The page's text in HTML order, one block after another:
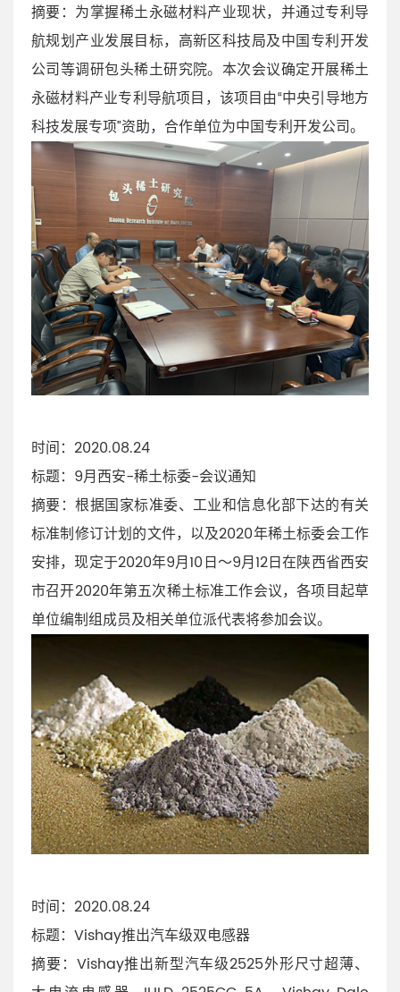
摘要：为掌握稀土永磁材料产业现状，并通过专利导
航规划产业发展目标，高新区科技局及中国专利开发
公司等调研包头稀土研究院。本次会议确定开展稀土
永磁材料产业专利导航项目，该项目由“中央引导地方
科技发展专项”资助，合作单位为中国专利开发公司。
时间：2020.08.24
标题：9月西安-稀土标委-会议通知
摘要：根据国家标准委、工业和信息化部下达的有关
标准制修订计划的文件，以及2020年稀土标委会工作
安排，现定于2020年9月10日～9月12日在陕西省西安
市召开2020年第五次稀土标准工作会议，各项目起草
单位编制组成员及相关单位派代表将参加会议。
时间：2020.08.24
标题：Vishay推出汽车级双电感器
摘要：Vishay推出新型汽车级2525外形尺寸超薄、